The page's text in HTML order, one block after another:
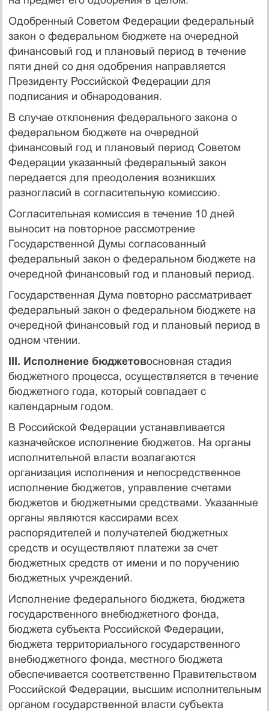
Одобренный Советом Федерации федеральный
закон о федеральном бюджете на очередной
финансовый год и плановый период в течение
пяти дней со дня одобрения направляется
Президенту Российской Федерации для
подписания и обнародования.
В случае отклонения федерального закона о
федеральном бюджете на очередной
финансовый год и плановый период Советом
Федерации указанный федеральный закон
передается для преодоления возникших
разногласий в согласительную комиссию.
Согласительная комиссия в течение 10 дней
выносит на повторное рассмотрение
Государственной Думы согласованный
федеральный закон о федеральном бюджете на
очередной финансовый год и плановый период.
Государственная Дума повторно рассматривает
федеральный закон о федеральном бюджете на
очередной финансовый год и плановый период в
одном чтении.
III. Исполнение бюджетовосновная стадия
бюджетного процесса, осуществляется в течение
бюджетного года, который совпадает с
календарным годом.
В Российской Федерации устанавливается
казначейское исполнение бюджетов. На органы
исполнительной власти возлагаются
организация исполнения и непосредственное
исполнение бюджетов, управление счетами
бюджетов и бюджетными средствами. Указанные
органы являются кассирами всех
распорядителей и получателей бюджетных
средств и осуществляют платежи за счет
бюджетных средств от имени и по поручению
бюджетных учреждений.
Исполнение федерального бюджета, бюджета
государственного внебюджетного фонда,
бюджета субъекта Российской Федерации,
бюджета территориального государственного
внебюджетного фонда, местного бюджета
обеспечивается соответственно Правительством
Российской Федерации, высшим исполнительным
органом государственной власти субъекта